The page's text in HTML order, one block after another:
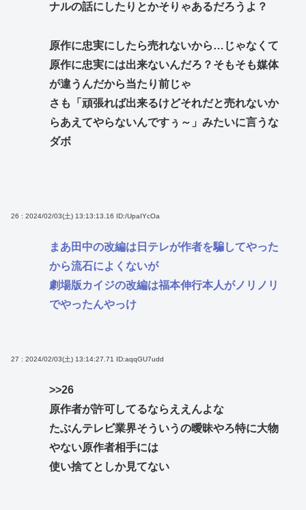
ナルの話にしたりとかそりゃあるだろうよ？
原作に忠実にしたら売れないから…じゃなくて
原作に忠実には出来ないんだろ？そもそも媒体
が違うんだから当たり前じゃ
さも「頑張れば出来るけどそれだと売れないか
らあえてやらないんですぅ～」みたいに言うな
ダボ
26 : 2024/02/03(土) 13:13:13.16 ID:/UpaIYcOa
まあ田中の改編は日テレが作者を騙してやった
から流石によくないが
劇場版カイジの改編は福本伸行本人がノリノリ
でやったんやっけ
27 : 2024/02/03(土) 13:14:27.71 ID:aqqGU7udd
>>26
原作者が許可してるならええんよな
たぶんテレビ業界そういうの曖昧やろ特に大物
やない原作者相手には
使い捨てとしか見てない